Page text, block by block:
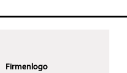
Firmenlogo